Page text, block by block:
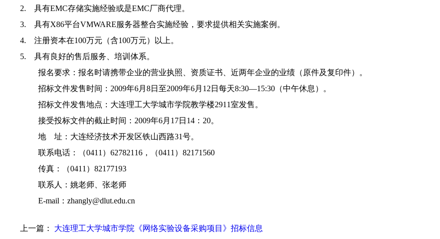
2.
具有EMC存储实施经验或是EMC厂商代理。
3.
具有X86平台VMWARE服务器整合实施经验，要求提供相关实施案例。
4.
注册资本在100万元（含100万元）以上。
5.
具有良好的售后服务、培训体系。
报名要求：报名时请携带企业的营业执照、资质证书、近两年企业的业绩（原件及复印件）。
招标文件发售时间： 2009年6月8日至2009年6月 12 日每天8:30—15:30 （中午休息）。
招标文件发售地点：大连理工大学城市学院教学楼2911室发售。
接受投标文件的截止时间： 2009年6月 17日 14 ： 20。
地
址：大连经济技术开发区铁山西路31号。
联系电话：（0411 ）62782116 ，（0411 ）82171560
传真：（0411 ）82177193
联系人：姚老师、张老师
E-mail ：zhangly@dlut.edu.cn
上一篇： 大连理工大学城市学院《网络实验设备采购项目》招标信息